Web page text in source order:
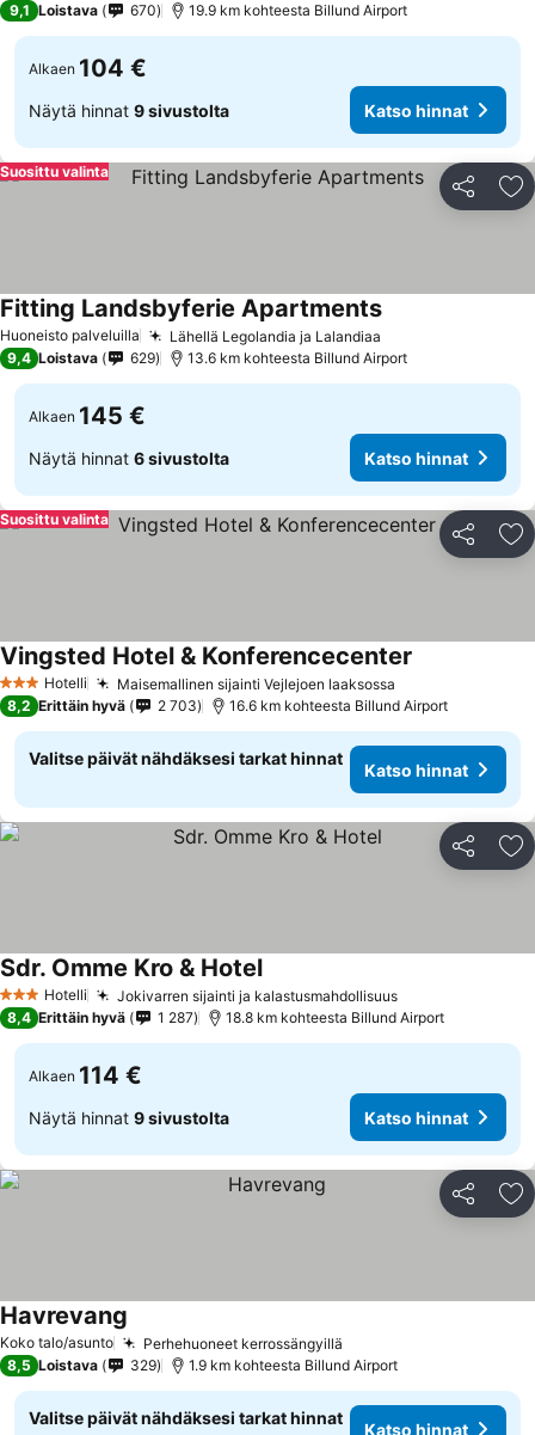
9,1 Loistava 670 19.9 km kohteesta Billund Airport
Alkaen 104 €
Näytä hinnat 9 sivustolta Katso hinnat
Jaa
Suosittu valinta
Huoneisto palveluilla Lähellä Legolandia ja Lalandiaa
Fitting Landsbyferie Apartments
9,4 Loistava 629 13.6 km kohteesta Billund Airport
Alkaen 145 €
Näytä hinnat 6 sivustolta Katso hinnat
Jaa
Suosittu valinta
3 Tähtiluokitus
Hotelli Maisemallinen sijainti Vejlejoen laaksossa
Vingsted Hotel & Konferencecenter
8,2 Erittäin hyvä 2 703 16.6 km kohteesta Billund Airport
Valitse päivät nähdäksesi tarkat hinnat
Katso hinnat
Jaa
3 Tähtiluokitus
Hotelli Jokivarren sijainti ja kalastusmahdollisuus
Sdr. Omme Kro & Hotel
8,4 Erittäin hyvä 1 287 18.8 km kohteesta Billund Airport
Alkaen 114 €
Näytä hinnat 9 sivustolta Katso hinnat
Jaa
Koko talo/asunto Perhehuoneet kerrossängyillä
Havrevang
8,5 Loistava 329 1.9 km kohteesta Billund Airport
Valitse päivät nähdäksesi tarkat hinnat
Katso hinnat